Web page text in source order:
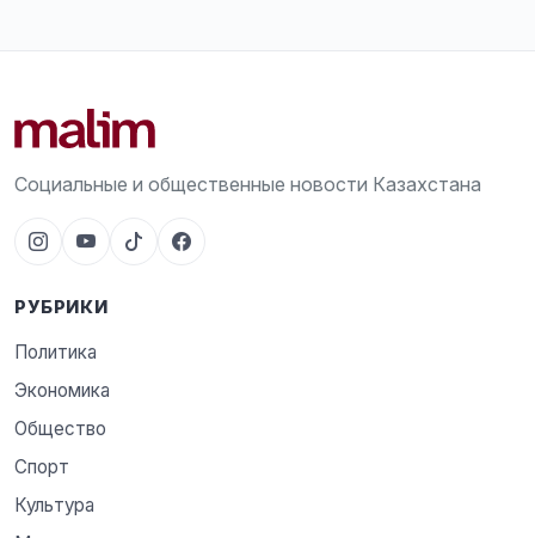
Социальные и общественные новости Казахстана
РУБРИКИ
Политика
Экономика
Общество
Спорт
Культура